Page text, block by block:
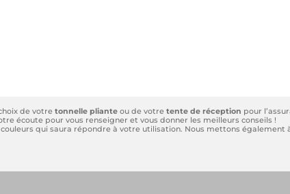
de votretonnelle pliante ou de votre tente de réception pour
écoute pour vous renseigner et vous donner les meilleurs conseils !
qui saura répondre à votre utilisation. Nous mettons également